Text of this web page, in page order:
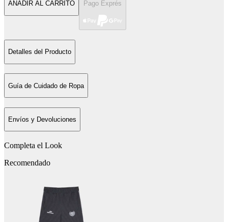
AÑADIR AL CARRITO Pago Exprés
Detalles del Producto
Guía de Cuidado de Ropa
Envíos y Devoluciones
Completa el Look
Recomendado